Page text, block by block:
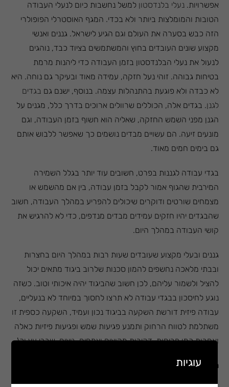
אפשרויות. נעלי בלנדסטון למשל נחשבות כיום לנעלי העבודה
הטובות והמומלצות ביותר ולא בכדי. המגף האוסטרלי הפופולרי
הזה כבש בסערה את העולם וגם הגיע לישראל. גננים ואנשי
מקצוע שונים העובדים בחוץ והמשתמשים בציוד כבד, נוהגים
לנעול את נעלי הבלנדסטון בזמן העבודה כדי ליהנות מרמת
בטיחות גבוהה. זוהי נעל חזקה, עמידה מאוד ובעיקר גם נוחה. היא
לא כבדה ולא פוגעת בהתנהלות עצמה. בנוסף, ישנם גם בגדים
לגנן. בגדים אלה, הכוללים שרוולים ארוכים בדרך כלל, מגנים על
הגנן מפני השמש החזקה, שאליה הוא חשוף בזמן העבודה, וגם
מונעים זיעה. הם עשויים מבדים נושמים כך שאפשר ללבוש אותם
גם בימים חמים מאוד.
בגדי עבודה לגננות בפרט, חשובים עוד יותר בגלל השמירה
המירבית שהגוף אמור לקבל בזמן עבודה, בין אם מהשמש או
מצמחים שורטים ודוקרים שיכולים להפריע במהלך העבודה, חשוב
שהבגדים יהיו חזקים עמידים מבדים מנדפים, כדי לא להרגיש את
קושי העבודה במהלך היום.
גננים ובעלי מקצוע שעובדים שעות רבות במהלך היום בחצרות
ובבתי מלאכה נחשפים להמון סכנות שלרוב ביגוד מתאים יכול
להציל ולשמור עליהם, לכן חשוב שהביגוד יהיה איכותי וטוב. כשזה
נוגע לחיסכון בבגדי עבודה לא תרצו לחסוך במיוחד לא בנעליים,
עבודה פיזית דורשת השקעה בביגוד נכון ועמיד, השקעה כספית זו
משתלמת לטווח הרחוק ותמנע פגיעות שמש ופגיעות פיזיות כאלה
ואחרות כמו פריחות, דקירות מקוצים וצמחים, גיצים, שבבי עץ וכו'..
היתרונות בביגוד לגנן
עוגיות